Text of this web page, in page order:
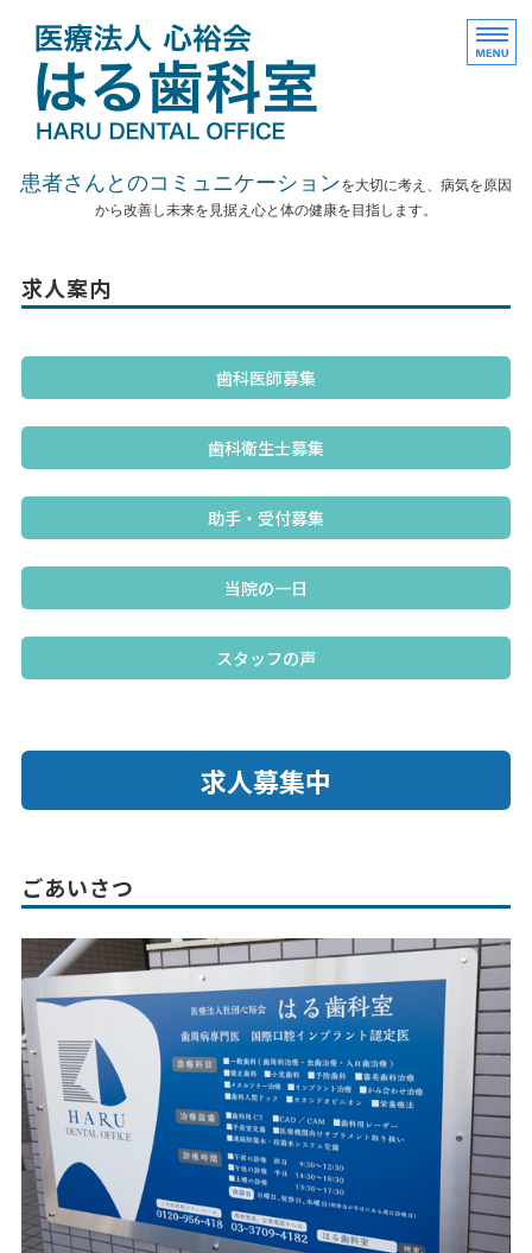
医療法人社団心裕会は
患者さんとのコミュニケーションを大切に考え、病気を原因
から改善し未来を見据え心と体の健康を目指します。
院長紹介
設備紹介
予約
求人案内
歯科医師募集
歯科衛生士募集
助手・受付募集
当院の一日
スタッフの声
求人募集中
ごあいさつ